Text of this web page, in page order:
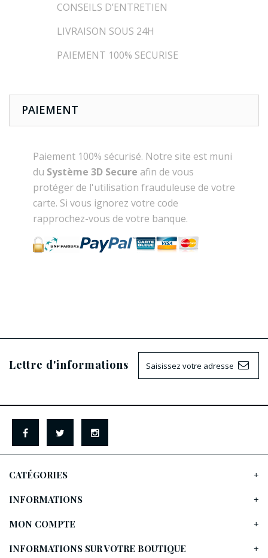
CONSEILS D’ENTRETIEN
LIVRAISON SOUS 24H
PAIEMENT 100% SECURISE
PAIEMENT
Paiement 100% sécurisé. Notre site est muni
du Système 3D Secure afin de vous
protéger de l'utilisation frauduleuse de votre
carte. Si vous ignorez votre code
rapprochez-vous de votre banque.
Lettre d'informations
CATÉGORIES
INFORMATIONS
MON COMPTE
INFORMATIONS SUR VOTRE BOUTIQUE